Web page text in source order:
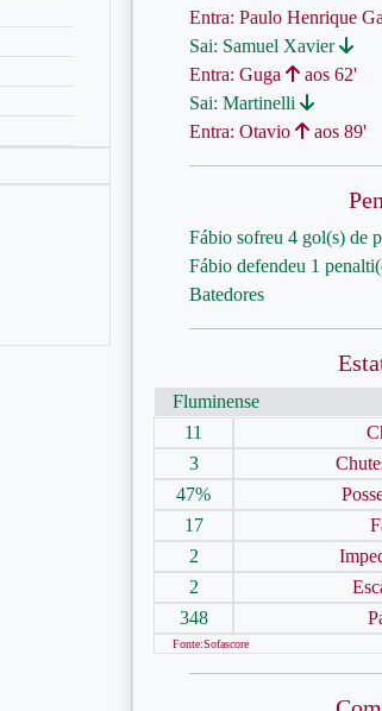
Entra: Paulo Henrique
Sai: Samuel Xavier
Entra: Guga
aos 62'
Sai: Martinelli
Entra: Otavio
aos 89'
Fábio sofreu 4 gol(s) de
Fábio defendeu 1
Batedores
Fluminense
11
3
47%
17
2
2
348
Fonte:Sofascore